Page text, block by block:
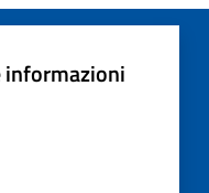
informazioni